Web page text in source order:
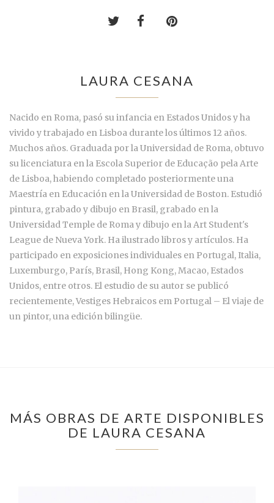
LAURA CESANA
Nacido en Roma, pasó su infancia en Estados Unidos y ha
vivido y trabajado en Lisboa durante los últimos 12 años.
Muchos años. Graduada por la Universidad de Roma, obtuvo
su licenciatura en la Escola Superior de Educação pela Arte
de Lisboa, habiendo completado posteriormente una
Maestría en Educación en la Universidad de Boston. Estudió
pintura, grabado y dibujo en Brasil, grabado en la
Universidad Temple de Roma y dibujo en la Art Student's
League de Nueva York. Ha ilustrado libros y artículos. Ha
participado en exposiciones individuales en Portugal, Italia,
Luxemburgo, París, Brasil, Hong Kong, Macao, Estados
Unidos, entre otros. El estudio de su autor se publicó
recientemente, Vestiges Hebraicos em Portugal – El viaje de
un pintor, una edición bilingüe.
MÁS OBRAS DE ARTE DISPONIBLES
DE LAURA CESANA